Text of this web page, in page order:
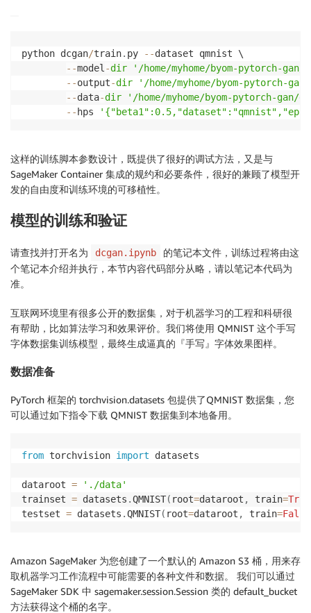
python dcgan/train. py - -dataset qmnist \
- -model -dir
'/home/myhome/byom-pytorch-gan/
- -output-dir
'/home/myhome/byom-pytorch-
- -data-dir
'/home/myhome/byom-pytorch-gan/
- - hps
这样的训练脚本参数设计，既提供了很好的调试方法，又是与
SageMaker Container 集成的规约和必要条件，很好的兼顾了模型开
发的自由度和训练环境的可移植性。
模型的训练和验证
请查找并打开名为 dcgan.ipynb
的笔记本文件，训练过程将由这
个笔记本介绍并执行，本节内容代码部分从略，请以笔记本代码为
准。
互联网环境里有很多公开的数据集，对于机器学习的工程和科研很
有帮助，比如算法学习和效果评价。我们将使用 QMNIST 这个手写
字体数据集训练模型，最终生成逼真的『手写』字体效果图样。
数据准备
PyTorch 框架的 torchvision.datasets 包提供了QMNIST 数据集，您
可以通过如下指令下载 QMNIST 数据集到本地备用。
from torchvision import datasets
dataroot =
'./data'
trainset = datasets .QMNIST( root=dataroot , train=True
testset = datasets .QMNIST( root=dataroot , train=False
Amazon SageMaker 为您创建了一个默认的 Amazon S3 桶，用来存
取机器学习工作流程中可能需要的各种文件和数据。 我们可以通过
SageMaker SDK 中 sagemaker.session.Session 类的 default_bucket
方法获得这个桶的名字。